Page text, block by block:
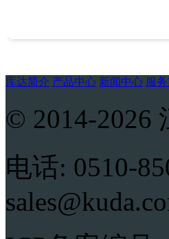
库达简介 产品中心 新闻中心 服
© 2014-2026
电话: 0510-